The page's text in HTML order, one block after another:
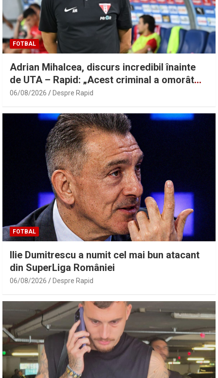
FOTBAL
Adrian Mihalcea, discurs incredibil înainte
de UTA – Rapid: „Acest criminal a omorât
vreo șase oameni” | Sport.ro
06/08/2026 Despre Rapid
FOTBAL
Ilie Dumitrescu a numit cel mai bun atacant
din SuperLiga României
06/08/2026 Despre Rapid